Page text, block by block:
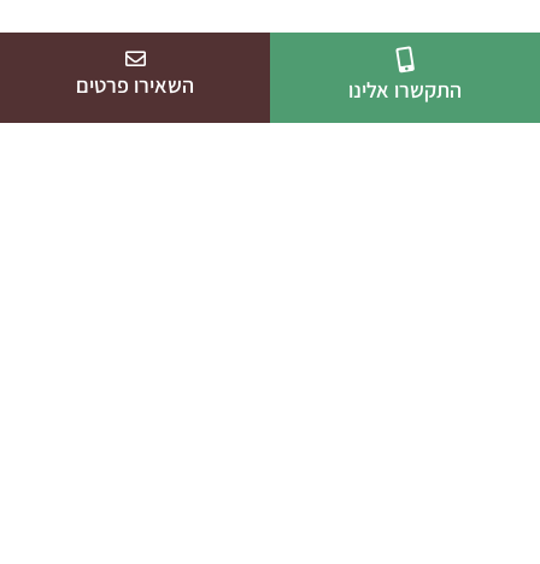
התקשרו אלינו השאירו פרטים